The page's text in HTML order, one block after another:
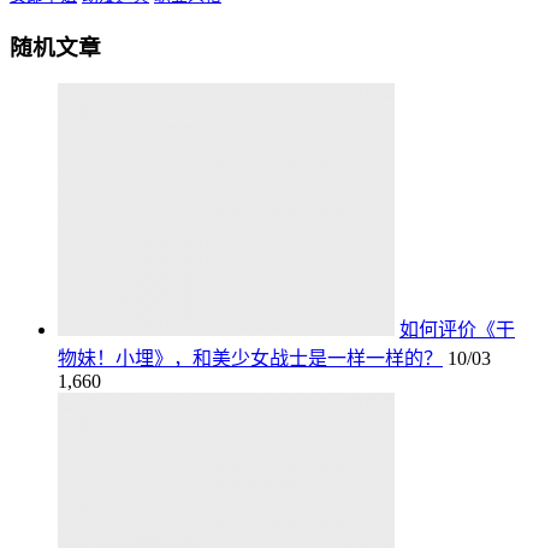
随机文章
如何评价《干
物妹！小埋》，和美少女战士是一样一样的？
10/03
1,660